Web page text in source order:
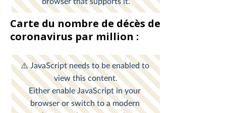
Carte du nombre de décès de
coronavirus par million :